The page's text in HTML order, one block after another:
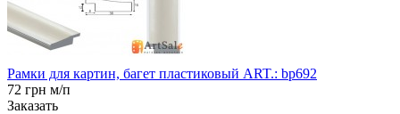
Рамки для картин, багет пластиковый ART.: bp692
72 грн м/п
Заказать